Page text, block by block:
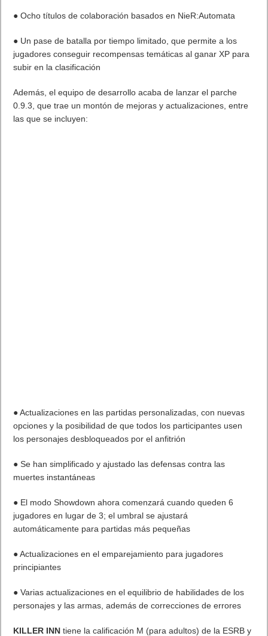
● Ocho títulos de colaboración basados en NieR:Automata
● Un pase de batalla por tiempo limitado, que permite a los
jugadores conseguir recompensas temáticas al ganar XP para
subir en la clasificación
Además, el equipo de desarrollo acaba de lanzar el parche
0.9.3, que trae un montón de mejoras y actualizaciones, entre
las que se incluyen:
● Actualizaciones en las partidas personalizadas, con nuevas
opciones y la posibilidad de que todos los participantes usen
los personajes desbloqueados por el anfitrión
● Se han simplificado y ajustado las defensas contra las
muertes instantáneas
● El modo Showdown ahora comenzará cuando queden 6
jugadores en lugar de 3; el umbral se ajustará
automáticamente para partidas más pequeñas
● Actualizaciones en el emparejamiento para jugadores
principiantes
● Varias actualizaciones en el equilibrio de habilidades de los
personajes y las armas, además de correcciones de errores
KILLER INN tiene la calificación M (para adultos) de la ESRB y